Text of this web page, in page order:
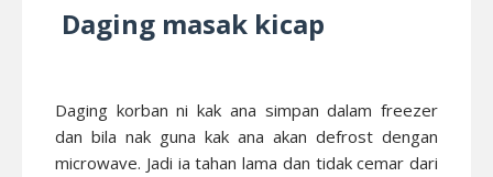
Daging masak kicap
Daging korban ni kak ana simpan dalam freezer
dan bila nak guna kak ana akan defrost dengan
microwave. Jadi ia tahan lama dan tidak cemar dari